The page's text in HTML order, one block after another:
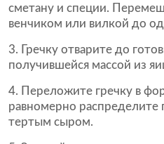
сметану и специи.
венчиком или вилкой до
3. Гречку отварите до
получившейся массой из
4. Переложите гречку в
равномерно распределите
тертым сыром.